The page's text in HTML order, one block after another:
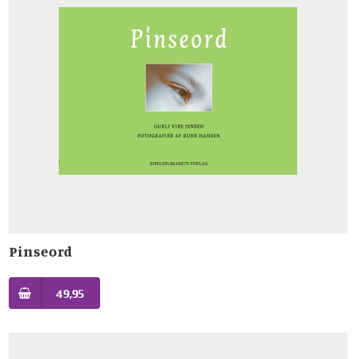
Pinseord
49,95